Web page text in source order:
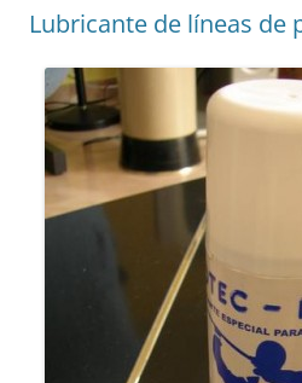
Lubricante de líneas de